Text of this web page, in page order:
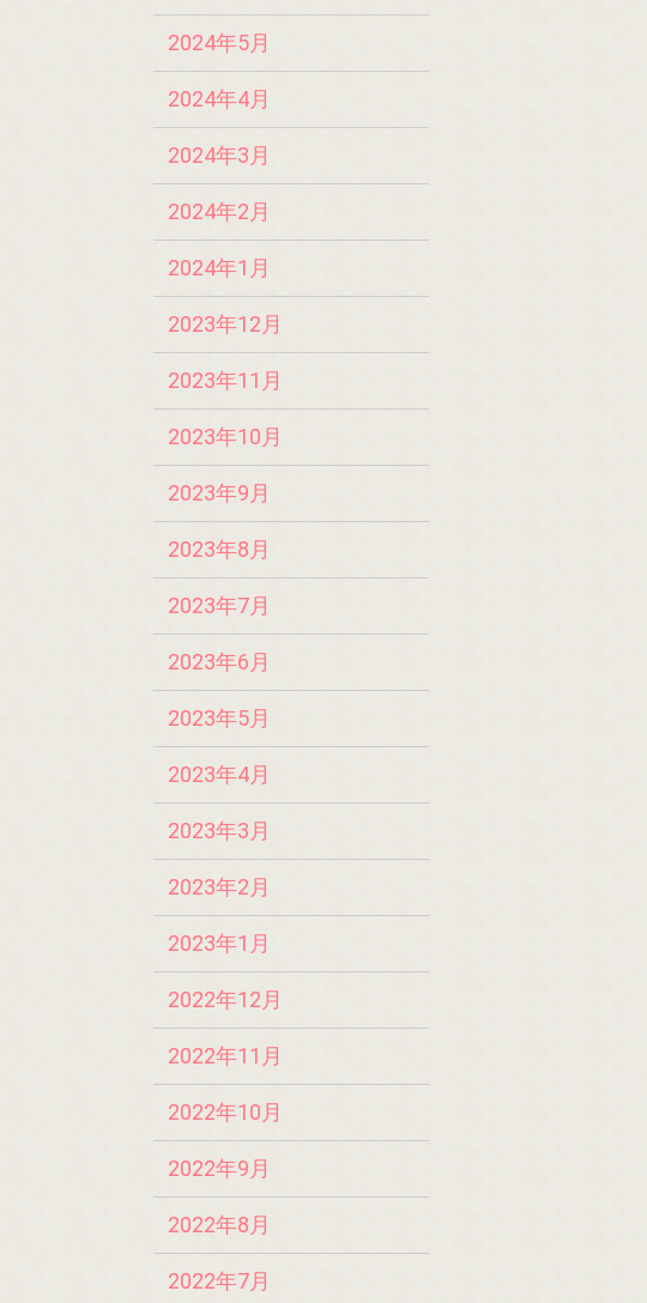
2024年5月
2024年4月
2024年3月
2024年2月
2024年1月
2023年12月
2023年11月
2023年10月
2023年9月
2023年8月
2023年7月
2023年6月
2023年5月
2023年4月
2023年3月
2023年2月
2023年1月
2022年12月
2022年11月
2022年10月
2022年9月
2022年8月
2022年7月